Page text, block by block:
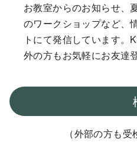
お教室からのお知らせ、
のワークショップなど、
トにて発信しています。
外の方もお気軽にお友達
（外部の方も受